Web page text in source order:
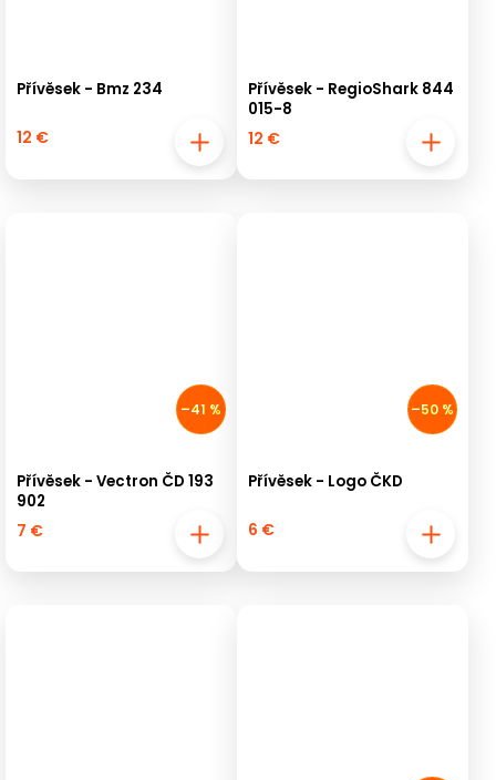
Přívěsek - Bmz 234
12 €
Přívěsek - RegioShark 844
015-8
12 €
–41 %
Přívěsek - Vectron ČD 193
902
7 €
–50 %
Přívěsek - Logo ČKD
6 €